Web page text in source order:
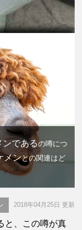
ンであるの噂につ
メンとの関連はど
2018年04月25日 更新
と、この噂が真